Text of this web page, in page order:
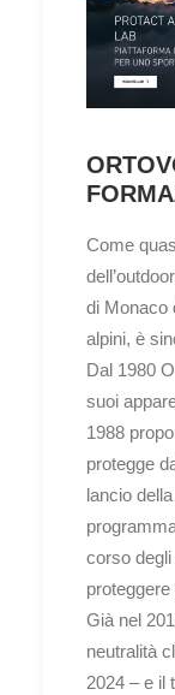
Come
di Monaco
alpini, è
Dal 1980
suoi
1988
protegge
lancio
corso degli
Già nel
neutralità
2024 – e il